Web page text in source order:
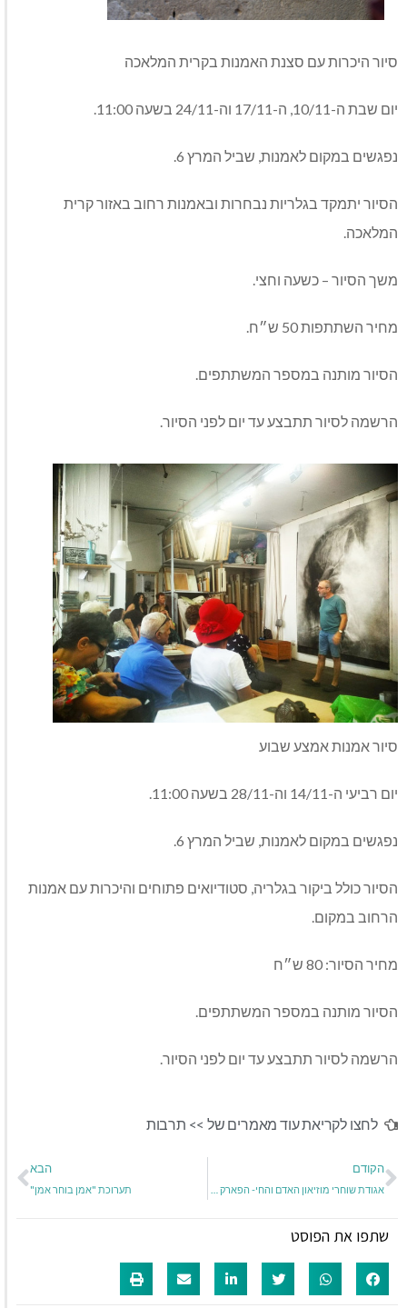
סיור היכרות עם סצנת האמנות בקרית המלאכה
יום שבת ה-10/11, ה-17/11 וה-24/11 בשעה 11:00.
נפגשים במקום לאמנות, שביל המרץ 6.
הסיור יתמקד בגלריות נבחרות ובאמנות רחוב באזור קרית
המלאכה.
משך הסיור – כשעה וחצי.
מחיר השתתפות 50 ש״ח.
הסיור מותנה במספר המשתתפים.
הרשמה לסיור תתבצע עד יום לפני הסיור.
סיור אמנות אמצע שבוע
יום רביעי ה-14/11 וה-28/11 בשעה 11:00.
נפגשים במקום לאמנות, שביל המרץ 6.
הסיור כולל ביקור בגלריה, סטודיואים פתוחים והיכרות עם אמנות
הרחוב במקום.
מחיר הסיור: 80 ש״ח
הסיור מותנה במספר המשתתפים.
הרשמה לסיור תתבצע עד יום לפני הסיור.
לחצו לקריאת עוד מאמרים של >> תרבות
הקודם הבא
תערוכת "אמן בוחר אמן"
שתפו את הפוסט